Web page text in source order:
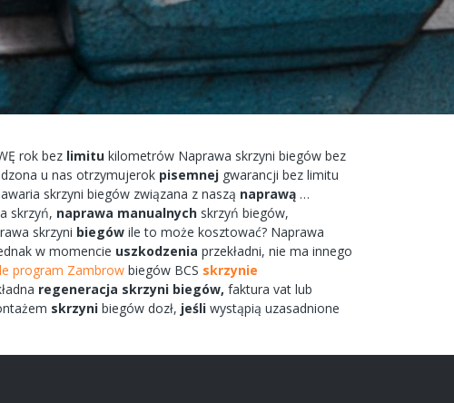
rok bez limitu kilometrów Naprawa skrzyni biegów bez
u nas otrzymujerok pisemnej gwarancji bez limitu
awaria skrzyni biegów związana z naszą naprawą …
skrzyń, naprawa manualnych skrzyń biegów,
skrzyni biegów ile to może kosztować? Naprawa
w momencie uszkodzenia przekładni, nie ma innego
program Zambrow biegów BCS skrzynie
regeneracja skrzyni biegów, faktura vat lub
skrzyni biegów dozł, jeśli wystąpią uzasadnione